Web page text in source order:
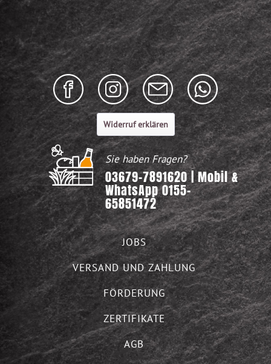
Widerruf erklären
Sie haben Fragen?
03679-7891620 | Mobil &
WhatsApp 0155-
65851472
JOBS
VERSAND UND ZAHLUNG
FÖRDERUNG
ZERTIFIKATE
AGB